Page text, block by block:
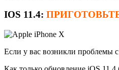
IOS 11.4:
Если у вас возникли проблемы